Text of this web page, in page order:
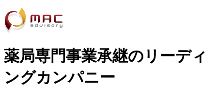
薬局専門事業承継のリーディ
ングカンパニー